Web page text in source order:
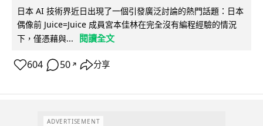
日本 AI 技術界近日出現了一個引發廣泛討論的熱門話題：日本
偶像前 Juice=Juice 成員宮本佳林在完全沒有編程經驗的情況
下，僅憑藉與...
閱讀全文
604 50 ↗ 分享
ADVERTISEMENT